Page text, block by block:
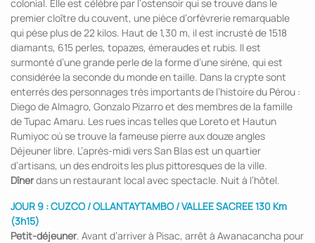
colonial. Elle est célèbre par l’ostensoir qui se trouve dans le
premier cloître du couvent, une pièce d’orfèvrerie remarquable
qui pèse plus de 22 kilos. Haut de 1,30 m, il est incrusté de 1518
diamants, 615 perles, topazes, émeraudes et rubis. Il est
surmonté d’une grande perle de la forme d’une sirène, qui est
considérée la seconde du monde en taille. Dans la crypte sont
enterrés des personnages très importants de l’histoire du Pérou :
Diego de Almagro, Gonzalo Pizarro et des membres de la famille
de Tupac Amaru. Les rues incas telles que Loreto et Hautun
Rumiyoc où se trouve la fameuse pierre aux douze angles
Déjeuner libre. L’après-midi vers San Blas est un quartier
d’artisans, un des endroits les plus pittoresques de la ville.
Dînerdans un restaurant local avec spectacle. Nuit à l’hôtel.
JOUR 9 : CUZCO / OLLANTAYTAMBO / VALLEE SACREE 130 Km
(3h15)
Petit-déjeuner. Avant d’arriver à Pisac, arrêt à Awanacancha pour